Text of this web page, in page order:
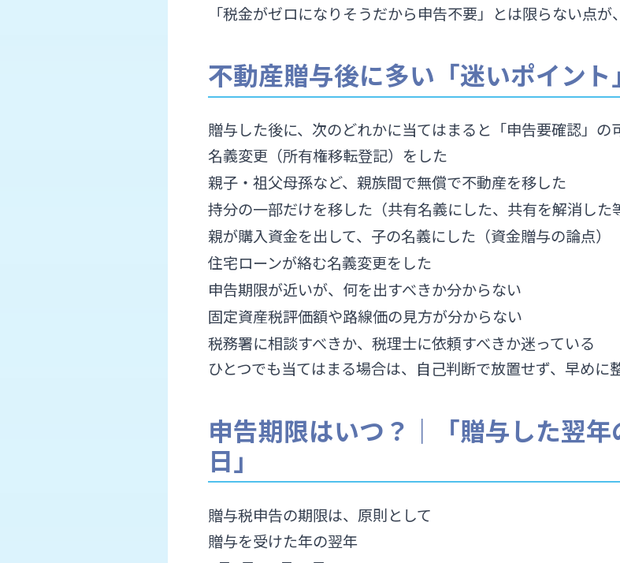
「税金がゼロになりそうだから申告不要」とは限らない点が
不動産贈与後に多い「迷いポイン
贈与した後に、次のどれかに当てはまると「申告要確認」の
名義変更（所有権移転登記）をした
親子・祖父母孫など、親族間で無償で不動産を移した
持分の一部だけを移した（共有名義にした、共有を解消した
親が購入資金を出して、子の名義にした（資金贈与の論点）
住宅ローンが絡む名義変更をした
申告期限が近いが、何を出すべきか分からない
固定資産税評価額や路線価の見方が分からない
税務署に相談すべきか、税理士に依頼すべきか迷っている
ひとつでも当てはまる場合は、自己判断で放置せず、早めに
申告期限はいつ？｜「贈与した翌
日」
贈与税申告の期限は、原則として
贈与を受けた年の翌年